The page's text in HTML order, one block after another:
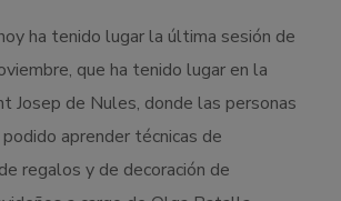
ha tenido lugar la última sesión de
que ha tenido lugar en la
Josep de Nules, donde las personas
aprender técnicas de
regalos y de decoración de